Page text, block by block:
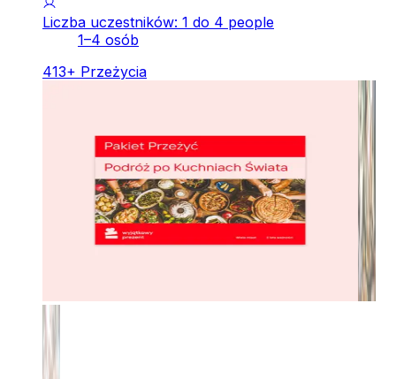
Liczba uczestników: 1 do 4 people
1–4 osób
413+ Przeżycia